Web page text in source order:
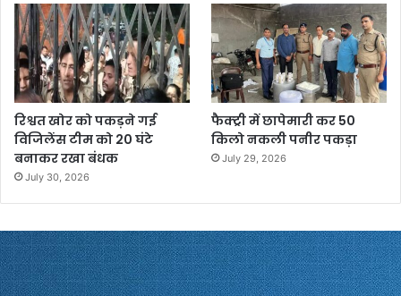
रिश्वत खोर को पकड़ने गई
विजिलेंस टीम को 20 घंटे
बनाकर रखा बंधक
July 30, 2026
फैक्ट्री में छापेमारी कर 50
किलो नकली पनीर पकड़ा
July 29, 2026